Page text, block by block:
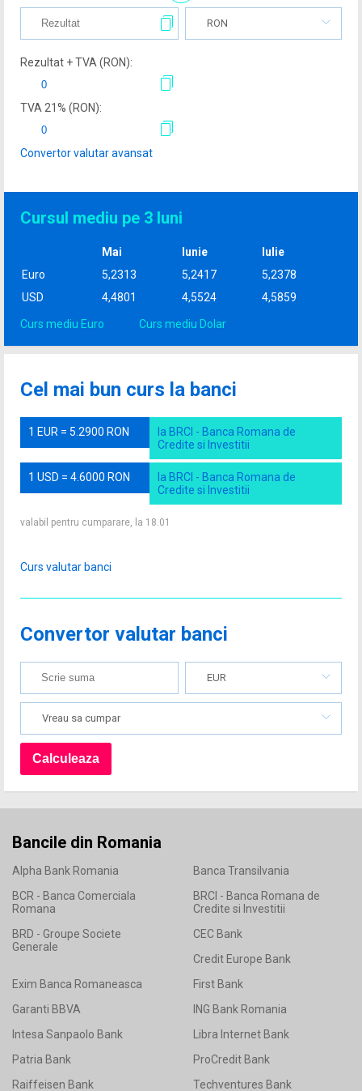
RON
Rezultat + TVA (RON):
TVA 21% (RON):
Convertor valutar avansat
Cursul mediu pe 3 luni
Mai Iunie
Iulie
Euro
5,2313 5,2417
5,2378
USD
4,4801 4,5524 4,5859
Curs mediu Euro Curs mediu Dolar
Cel mai bun curs la banci
1 EUR = 5.2900 RON
la BRCI - Banca Romana de
Credite si Investitii
1 USD = 4.6000 RON
la BRCI - Banca Romana de
Credite si Investitii
valabil pentru cumparare, la 18.01
Curs valutar banci
Convertor valutar banci
EUR
Vreau sa cumpar
Bancile din Romania
Alpha Bank Romania
Banca Transilvania
BCR - Banca Comerciala
Romana
BRCI - Banca Romana de
Credite si Investitii
BRD - Groupe Societe
Generale
CEC Bank
Credit Europe Bank
Exim Banca Romaneasca
First Bank
Garanti BBVA
ING Bank Romania
Intesa Sanpaolo Bank
Libra Internet Bank
Patria Bank
ProCredit Bank
Raiffeisen Bank
Techventures Bank